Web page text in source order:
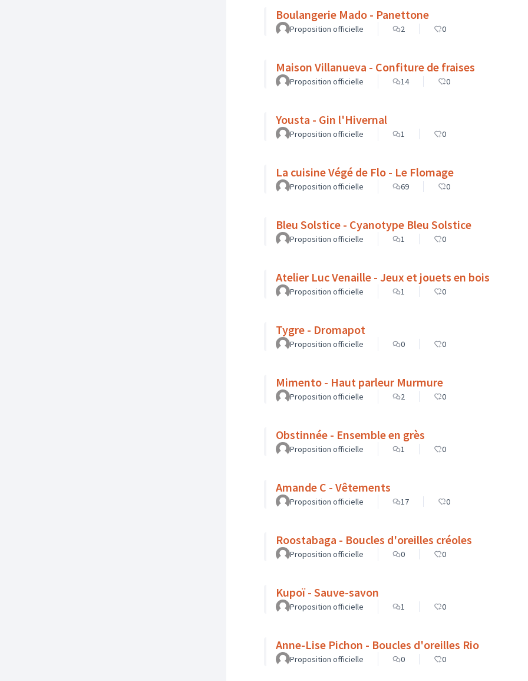
Boulangerie Mado - Panettone
Proposition officielle 2 0
Maison Villanueva - Confiture de fraises
Proposition officielle 14 0
Yousta - Gin l'Hivernal
Proposition officielle 1 0
La cuisine Végé de Flo - Le Flomage
Proposition officielle 69 0
Bleu Solstice - Cyanotype Bleu Solstice
Proposition officielle 1 0
Atelier Luc Venaille - Jeux et jouets en bois
Proposition officielle 1 0
Tygre - Dromapot
Proposition officielle 0 0
Mimento - Haut parleur Murmure
Proposition officielle 2 0
Obstinnée - Ensemble en grès
Proposition officielle 1 0
Amande C - Vêtements
Proposition officielle 17 0
Roostabaga - Boucles d'oreilles créoles
Proposition officielle 0 0
Kupoï - Sauve-savon
Proposition officielle 1 0
Anne-Lise Pichon - Boucles d'oreilles Rio
Proposition officielle 0 0